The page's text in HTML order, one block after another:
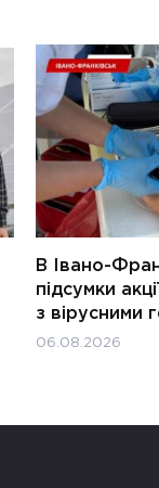
В Івано-
підсумки
з вірусними
06.08.2026